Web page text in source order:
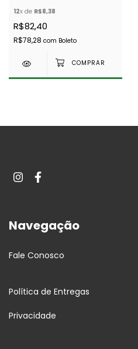
12x de R$8,38
R$82,40
R$78,28 com Boleto
Navegação
Fale Conosco
Política de Entregas
Privacidade